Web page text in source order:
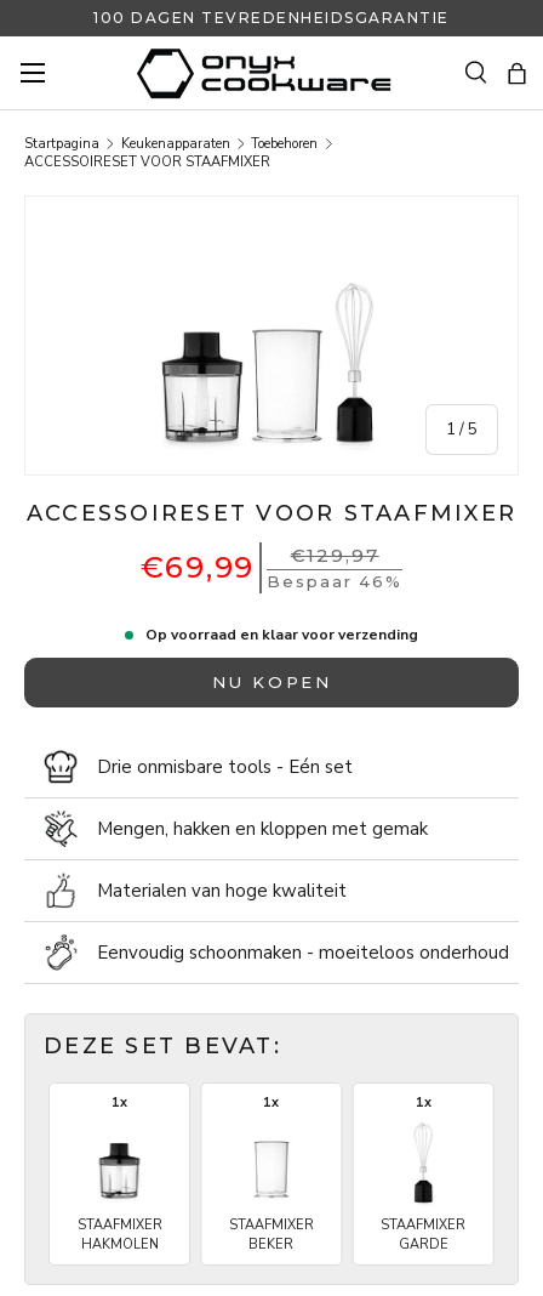
GA NAAR INHOUD
100 DAGEN TEVREDENHEIDSGARANTIE
Zoeken
Zoeken
Startpagina Keukenapparaten
Toebehoren
ACCESSOIRESET VOOR STAAFMIXER
1 /van
5
ACCESSOIRESET VOOR STAAFMIXER
€69,99 €129,97
Bespaar 46%
Op voorraad en klaar voor verzending
NU KOPEN
Drie onmisbare tools - Eén set
Mengen, hakken en kloppen met gemak
Materialen van hoge kwaliteit
Eenvoudig schoonmaken - moeiteloos onderhoud
DEZE SET BEVAT:
1x
STAAFMIXER
HAKMOLEN
1x
STAAFMIXER
BEKER
1x
STAAFMIXER
GARDE